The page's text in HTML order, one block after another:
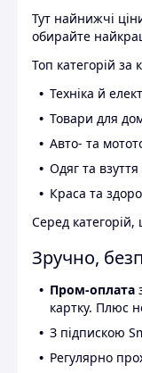
Тут найнижчі
обирайте
Топ категорій за
Техніка й
Товари для
Авто- та
Одяг та взуття
Краса та
Серед
Зручно,
Пром-оплата
картку. Плюс
З підпискою
Регулярно